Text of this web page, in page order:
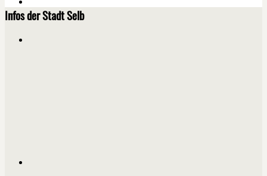
Infos der Stadt Selb